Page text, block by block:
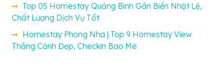
Top 05 Homestay Quảng Bình Gần Biển Nhật Lệ,
Chất Lượng Dịch Vụ Tốt
Homestay Phong Nha | Top 9 Homestay View
Thắng Cảnh Đẹp, Checkin Bao Mê